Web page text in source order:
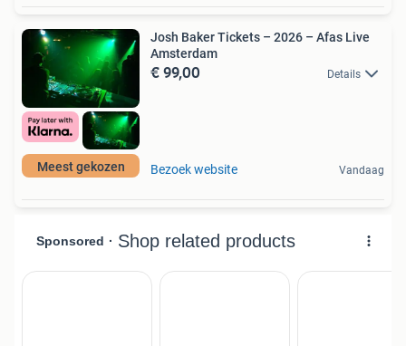
Meest gekozen
Josh Baker Tickets – 2026 – Afas Live
Amsterdam
€ 99,00 Details
Bezoek website Vandaag